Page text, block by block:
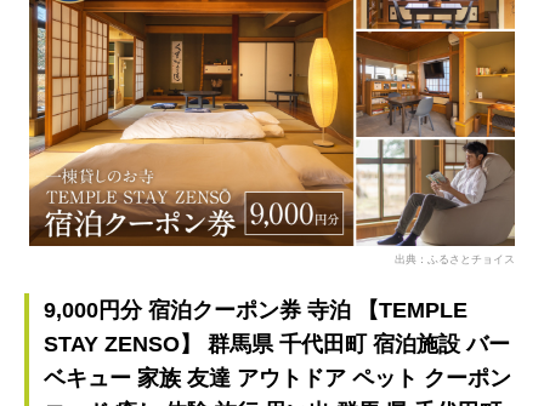
出典：ふるさとチョイス
9,000円分 宿泊クーポン券 寺泊 【TEMPLE
STAY ZENSO】 群馬県 千代田町 宿泊施設 バー
ベキュー 家族 友達 アウトドア ペット クーポン